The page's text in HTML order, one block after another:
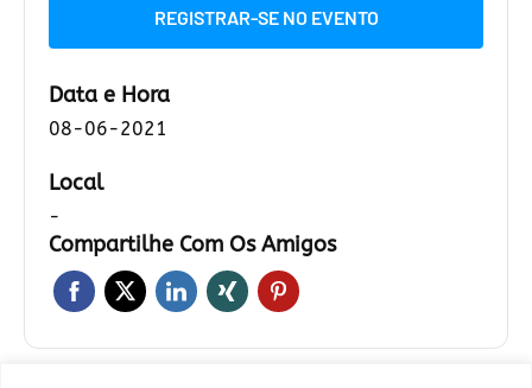
REGISTRAR-SE NO EVENTO
Data e Hora
08-06-2021
Local
-
Compartilhe Com Os Amigos